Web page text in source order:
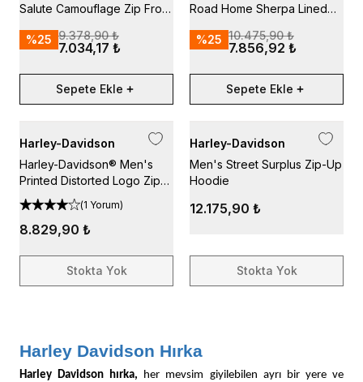
Salute Camouflage Zip Front
%25 9.378,90 ₺
7.034,17 ₺
Sepete Ekle
Road Home Sherpa Lined
%25 10.475,90 ₺
7.856,92 ₺
Sepete Ekle
Harley-Davidson
Harley-Davidson® Men's
Printed Distorted Logo Zip-
Up Hoodie, Gray
(1 Yorum)
8.829,90 ₺
Stokta Yok
Harley-Davidson
Men's Street Surplus Zip-Up
Hoodie
12.175,90 ₺
Stokta Yok
Harley Davidson Hırka
Harley Davidson hırka, her mevsim giyilebilen ayrı bir yere ve